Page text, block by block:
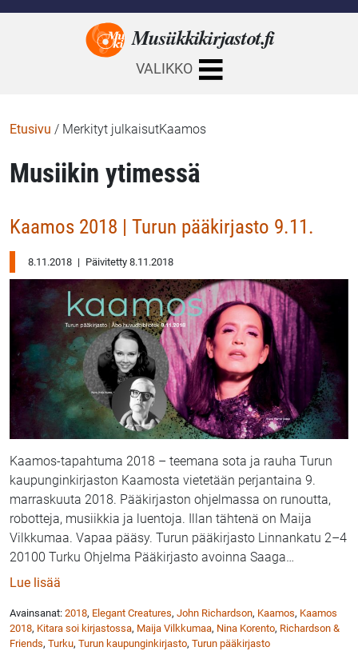
Musiikkikirjastot.fi
VALIKKO
Etusivu / Merkityt julkaisutKaamos
Musiikin ytimessä
Kaamos 2018 | Turun pääkirjasto 9.11.
8.11.2018 | Päivitetty 8.11.2018
Kaamos-tapahtuma 2018 – teemana sota ja rauha Turun
kaupunginkirjaston Kaamosta vietetään perjantaina 9.
marraskuuta 2018. Pääkirjaston ohjelmassa on runoutta,
robotteja, musiikkia ja luentoja. Illan tähtenä on Maija
Vilkkumaa. Vapaa pääsy. Turun pääkirjasto Linnankatu 2–4
20100 Turku Ohjelma Pääkirjasto avoinna Saaga…
Lue lisää
Avainsanat: 2018, Elegant Creatures, John Richardson, Kaamos, Kaamos
2018, Kitara soi kirjastossa, Maija Vilkkumaa, Nina Korento, Richardson &
Friends, Turku, Turun kaupunginkirjasto, Turun pääkirjasto